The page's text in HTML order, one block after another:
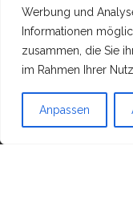
Werbung und
Informationen
zusammen, die Sie
im Rahmen Ihrer
Anpassen
Mit Stolz